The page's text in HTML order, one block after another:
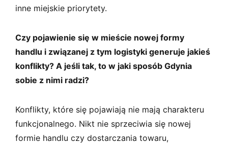
inne miejskie priorytety.
Czy pojawienie się w mieście nowej formy
handlu i związanej z tym logistyki generuje jakieś
konflikty? A jeśli tak, to w jaki sposób Gdynia
sobie z nimi radzi?
Konflikty, które się pojawiają nie mają charakteru
funkcjonalnego. Nikt nie sprzeciwia się nowej
formie handlu czy dostarczania towaru,